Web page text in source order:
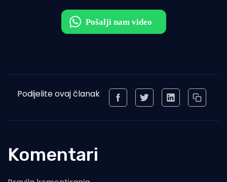
Podijelite ovaj članak
Komentari